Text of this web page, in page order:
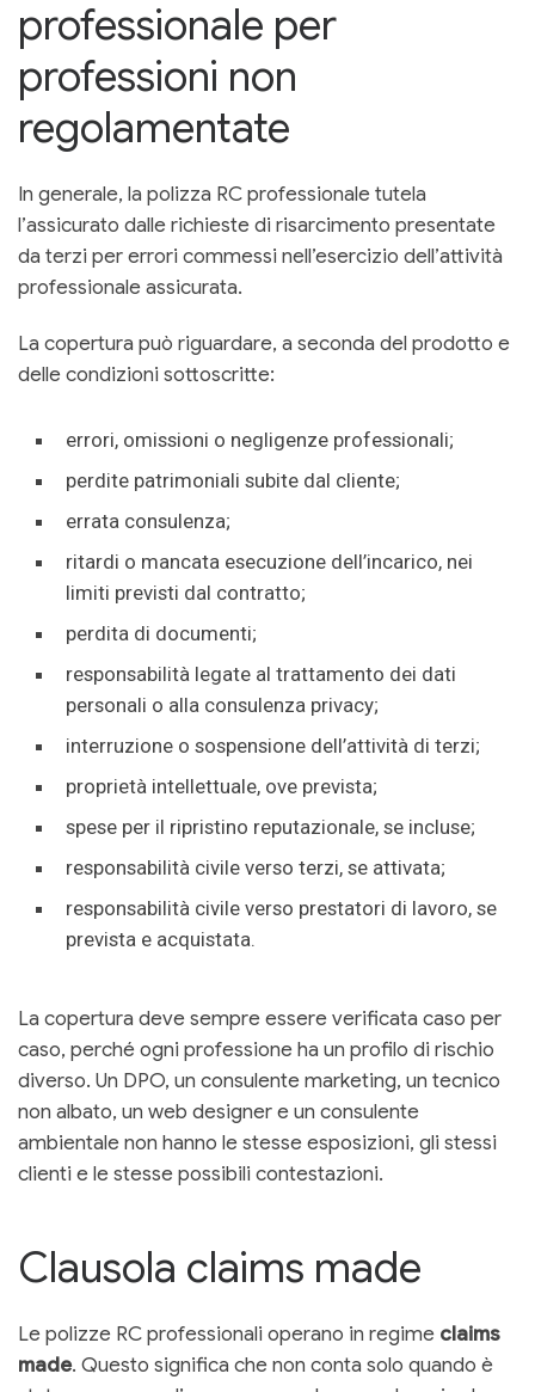
professionale per
professioni non
regolamentate
In generale, la polizza RC professionale tutela
l’assicurato dalle richieste di risarcimento presentate
da terzi per errori commessi nell’esercizio dell’attività
professionale assicurata.
La copertura può riguardare, a seconda del prodotto e
delle condizioni sottoscritte:
errori, omissioni o negligenze professionali;
perdite patrimoniali subite dal cliente;
errata consulenza;
ritardi o mancata esecuzione dell’incarico, nei
limiti previsti dal contratto;
perdita di documenti;
responsabilità legate al trattamento dei dati
personali o alla consulenza privacy;
interruzione o sospensione dell’attività di terzi;
proprietà intellettuale, ove prevista;
spese per il ripristino reputazionale, se incluse;
responsabilità civile verso terzi, se attivata;
responsabilità civile verso prestatori di lavoro, se
prevista e acquistata.
La copertura deve sempre essere verificata caso per
caso, perché ogni professione ha un profilo di rischio
diverso. Un DPO, un consulente marketing, un tecnico
non albato, un web designer e un consulente
ambientale non hanno le stesse esposizioni, gli stessi
clienti e le stesse possibili contestazioni.
Clausola claims made
Le polizze RC professionali operano in regime claims
made. Questo significa che non conta solo quando è